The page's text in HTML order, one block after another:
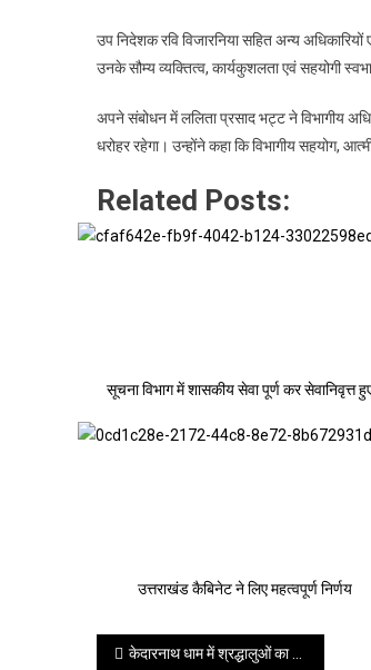
उप निदेशक रवि विजारनिया सहित अन्य
उनके सौम्य व्यक्तित्व, कार्यकुशलता एवं सहयोगी
अपने संबोधन में ललिता प्रसाद भट्ट ने विभागीय
धरोहर रहेगा। उन्होंने कहा कि विभागीय सहयोग,
Related Posts:
सूचना विभाग में शासकीय सेवा पूर्ण कर सेवानिवृत्त
उत्तराखंड कैबिनेट ने लिए महत्वपूर्ण निर्णय
Post
केदारनाथ धाम में श्रद्धालुओं का सैलाब, यात्रा शुरू होने से अब तक 10 लाख का आंकड़ा पार